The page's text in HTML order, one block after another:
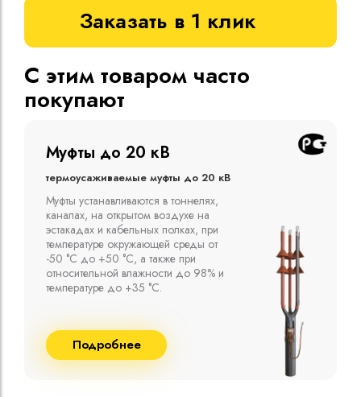
Заказать в 1 клик
С этим товаром часто
покупают
Муфты до 10 кВ
Термоусаживаемые муфты до 10 кВ
Компания ООО "Москабельторг"
предлагает, как соединительные
термоусаживаемые муфты на кабель
напряжением до 10 кВ с изоляцией
из маслопропитанной бумаги и
сшитого полиэтилена собственного
производства
Подробнее